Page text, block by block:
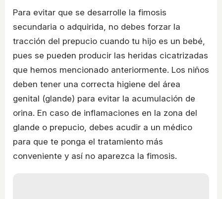
Para evitar que se desarrolle la fimosis
secundaria o adquirida, no debes forzar la
tracción del prepucio cuando tu hijo es un bebé,
pues se pueden producir las heridas cicatrizadas
que hemos mencionado anteriormente. Los niños
deben tener una correcta higiene del área
genital (glande) para evitar la acumulación de
orina. En caso de inflamaciones en la zona del
glande o prepucio, debes acudir a un médico
para que te ponga el tratamiento más
conveniente y así no aparezca la fimosis.